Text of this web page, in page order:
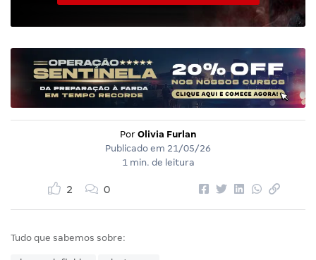
Por Olivia Furlan
Publicado em 21/05/26
1 min. de leitura
2 0
Tudo que sabemos sobre: